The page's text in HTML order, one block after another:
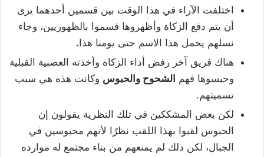
اختلفت الآراء في هذا الوقت بين قسمين أحدهما يرى
أن يتم دفع الزكاة وأظهروها فسموا بالظهوريين، وجاء
نسلهم يحمل هذا الاسم حتى يومنا هذا .
هناك فريق آخر رفض أداء الزكاة وأخذته العصبية القبلية
وحبسوها فهم الشحوح والحبوس وكانت هذه هي سبب
تسميتهم.
لكن بعض المشككين في تلك النظرية يقولون إن
الحبوس لقبوا بهذا اللقب نظرًا لأنهم محبوسين في
الجبال، لكن ذلك لم يمنعهم من بناء مجتمع له موارده